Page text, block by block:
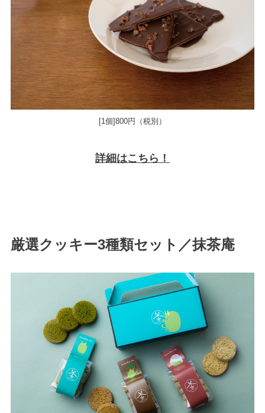
[1個]800円（税別）
詳細はこちら！
厳選クッキー3種類セット／抹茶庵